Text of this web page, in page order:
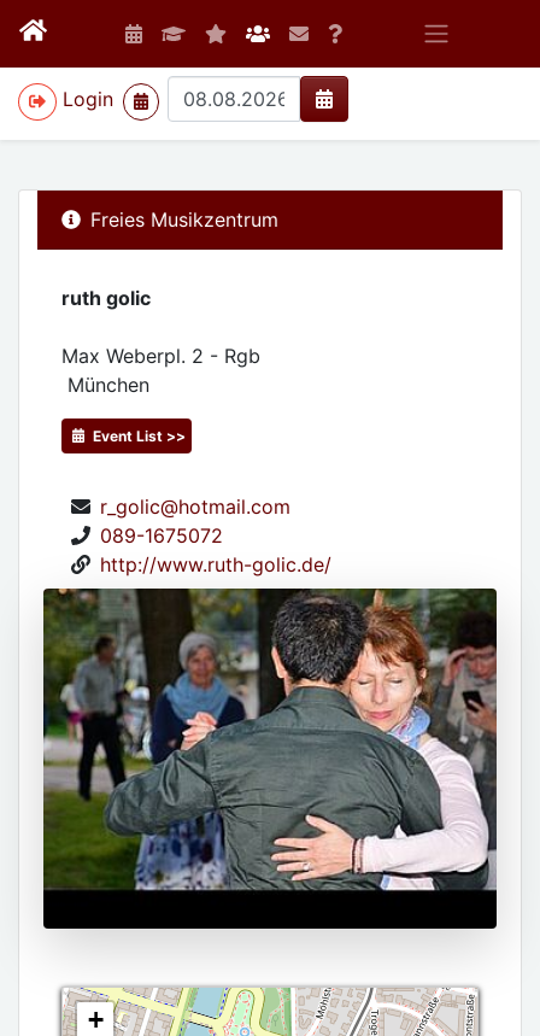
Login
>
Freies Musikzentrum
ruth golic
Max Weberpl. 2 - Rgb
München
Event List >>
r_golic@hotmail.com
089-1675072
http://www.ruth-golic.de/
+